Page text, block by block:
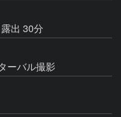
露出 30分
ーバル撮影